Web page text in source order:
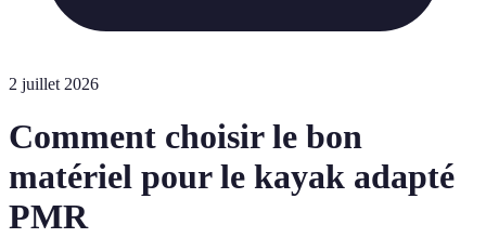
2 juillet 2026
Comment choisir le bon
matériel pour le kayak adapté
PMR